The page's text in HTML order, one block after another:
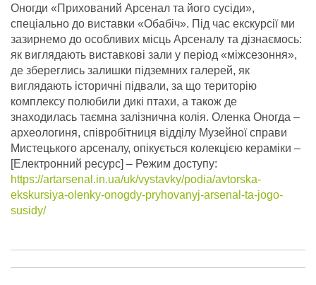
Оногди «Прихований Арсенал та його сусіди»,
спеціально до виставки «Обабіч». Під час екскурсії ми
зазирнемо до особливих місць Арсеналу та дізнаємось:
як виглядають виставкові зали у період «міжсезоння»,
де збереглись залишки підземних галерей, як
виглядають історичні підвали, за що територію
комплексу полюбили дикі птахи, а також де
знаходилась таємна залізнична колія. Оленка Оногда –
археологиня, співробітниця відділу Музейної справи
Мистецького арсеналу, опікується колекцією кераміки –
[Електронний ресурс] – Режим доступу:
https://artarsenal.in.ua/uk/vystavky/podia/avtorska-
ekskursiya-olenky-onogdy-pryhovanyj-arsenal-ta-jogo-
susidy/